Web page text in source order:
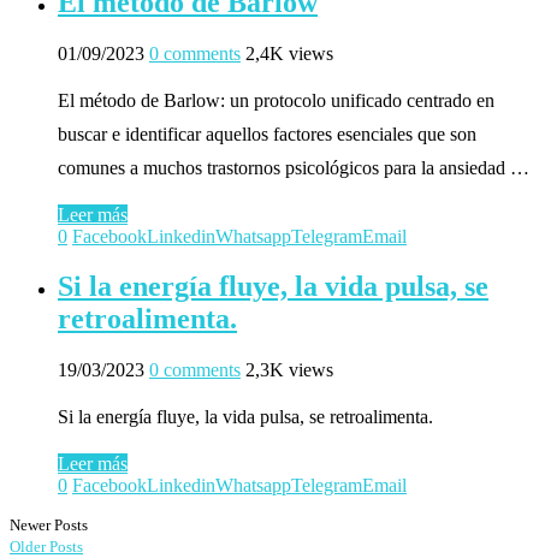
01/09/2023 0 comments 2,4K views
El método de Barlow: un protocolo unificado centrado en
buscar e identificar aquellos factores esenciales que son
comunes a muchos trastornos psicológicos para la ansiedad …
Leer más
0 FacebookLinkedinWhatsappTelegramEmail
Si la energía fluye, la vida pulsa, se
retroalimenta.
19/03/2023 0 comments 2,3K views
Si la energía fluye, la vida pulsa, se retroalimenta.
Leer más
0 FacebookLinkedinWhatsappTelegramEmail
Newer Posts
Older Posts